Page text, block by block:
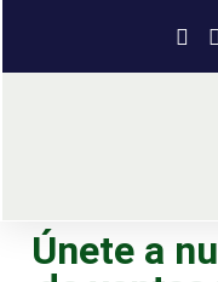
Únete a